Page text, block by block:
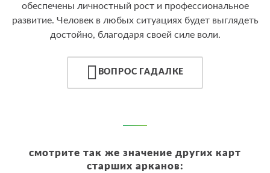
обеспечены личностный рост и профессиональное
развитие. Человек в любых ситуациях будет выглядеть
достойно, благодаря своей силе воли.
ВОПРОС ГАДАЛКЕ
смотрите так же значение других карт
старших арканов: